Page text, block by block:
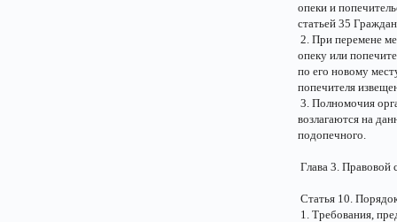
опеки и
статьей 35
2. При перемене
опеку или
по его новому
попечителя
3. Полномочия
возлагаются на
подопечного.
Глава 3. Правовой
Статья 10.
1. Требования,